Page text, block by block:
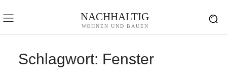
NACHHALTIG
WOHNEN UND BAUEN
Schlagwort: Fenster